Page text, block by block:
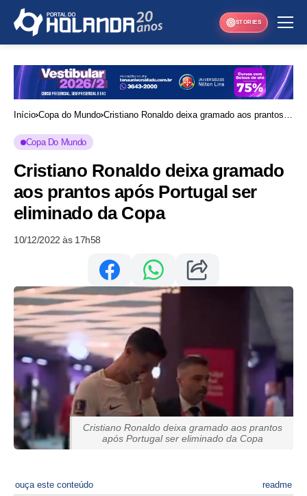
STORIES
Início Copa do Mundo Cristiano Ronaldo deixa gramado aos prantos
Copa Do Mundo
Cristiano Ronaldo deixa gramado
aos prantos após Portugal ser
eliminado da Copa
10/12/2022 às 17h58
Cristiano Ronaldo deixa gramado aos prantos
após Portugal ser eliminado da Copa
ouça este conteúdo readme